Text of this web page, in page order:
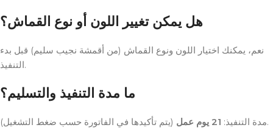
هل يمكن تغيير اللون أو نوع القماش؟
نعم، يمكنك اختيار اللون ونوع القماش (من أقمشة نجيب سليم) قبل بدء
التنفيذ.
ما مدة التنفيذ والتسليم؟
مدة التنفيذ: 21 يوم عمل (يتم تأكيدها في الفاتورة حسب ضغط التشغيل).